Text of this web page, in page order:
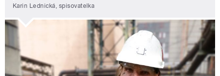
Karin Lednická, spisovatelka